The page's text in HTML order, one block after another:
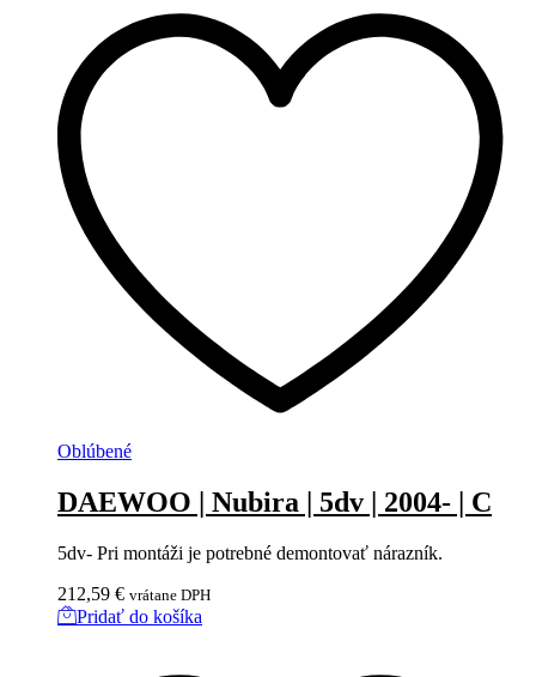
Oblúbené
DAEWOO | Nubira | 5dv | 2004- | C
5dv- Pri montáži je potrebné demontovať nárazník.
212,59 € vrátane DPH
Pridať do košíka